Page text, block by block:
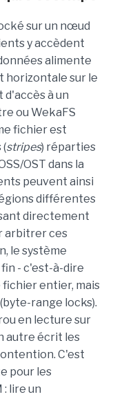
sur un nœud
y accèdent
alimente
horizontale sur le
d'accès à un
ou WekaFS
fichier est
(stripes) réparties
OST dans la
peuvent ainsi
différentes
directement
arbitrer ces
le système
- c'est-à-dire
entier, mais
range locks).
en lecture sur
autre écrit les
C'est
pour les
lire un